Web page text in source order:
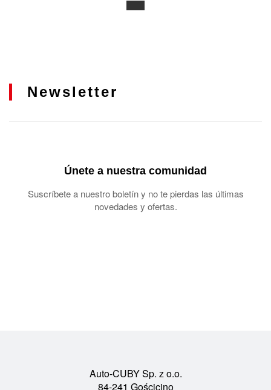
Newsletter
Únete a nuestra comunidad
Suscríbete a nuestro boletín y no te pierdas las últimas
novedades y ofertas.
Auto-CUBY Sp. z o.o.
84-241 Gościcino